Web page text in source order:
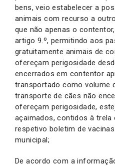
bens, veio estabelecer a
animais com recurso a
que não apenas o
artigo 9.º, permitindo aos
gratuitamente animais de
ofereçam perigosidade
encerrados em contentor
transportado como volume
transporte de cães não
ofereçam perigosidade,
açaimados, contidos à trela
respetivo boletim de
municipal;
De acordo com a